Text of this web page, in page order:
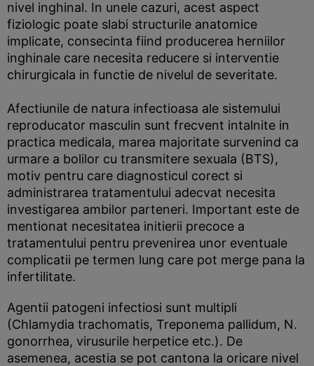
nivel inghinal. In unele cazuri, acest aspect
fiziologic poate slabi structurile anatomice
implicate, consecinta fiind producerea herniilor
inghinale care necesita reducere si interventie
chirurgicala in functie de nivelul de severitate.
Afectiunile de natura infectioasa ale sistemului
reproducator masculin sunt frecvent intalnite in
practica medicala, marea majoritate survenind ca
urmare a bolilor cu transmitere sexuala (BTS),
motiv pentru care diagnosticul corect si
administrarea tratamentului adecvat necesita
investigarea ambilor parteneri. Important este de
mentionat necesitatea initierii precoce a
tratamentului pentru prevenirea unor eventuale
complicatii pe termen lung care pot merge pana la
infertilitate.
Agentii patogeni infectiosi sunt multipli
(Chlamydia trachomatis, Treponema pallidum, N.
gonorrhea, virusurile herpetice etc.). De
asemenea, acestia se pot cantona la oricare nivel